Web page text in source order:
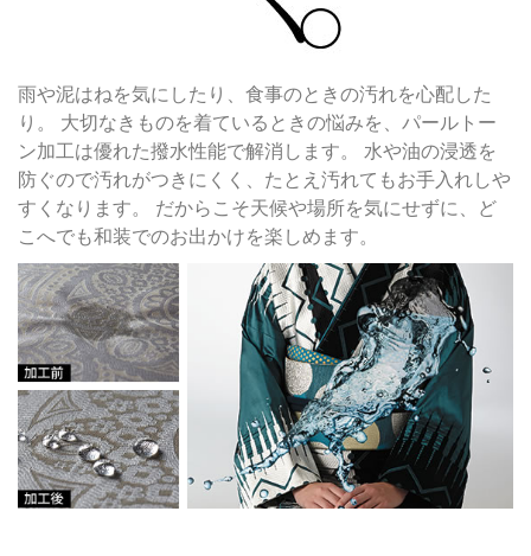
雨や泥はねを気にしたり、食事のときの汚れを心配した
り。 大切なきものを着ているときの悩みを、パールトー
ン加工は優れた撥水性能で解消します。 水や油の浸透を
防ぐので汚れがつきにくく、たとえ汚れてもお手入れしや
すくなります。 だからこそ天候や場所を気にせずに、ど
こへでも和装でのお出かけを楽しめます。